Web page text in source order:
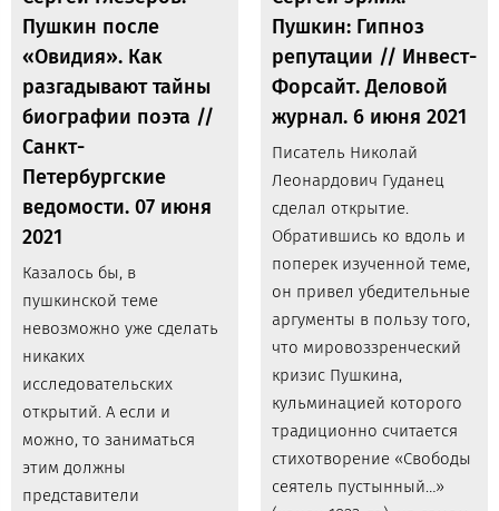
Пушкин после
«Овидия». Как
разгадывают тайны
биографии поэта //
Санкт-
Петербургские
ведомости. 07 июня
2021
Казалось бы, в
пушкинской теме
невозможно уже сделать
никаких
исследовательских
открытий. А если и
можно, то заниматься
этим должны
представители
Пушкин: Гипноз
репутации // Инвест-
Форсайт. Деловой
журнал. 6 июня 2021
Писатель Николай
Леонардович Гуданец
сделал открытие.
Обратившись ко вдоль и
поперек изученной теме,
он привел убедительные
аргументы в пользу того,
что мировоззренческий
кризис Пушкина,
кульминацией которого
традиционно считается
стихотворение «Свободы
сеятель пустынный…»